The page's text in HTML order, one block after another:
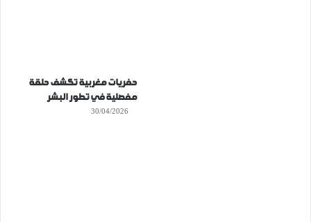
حفريات مغربية تكشف حلقة
مفصلية في تطور البشر
30/04/2026